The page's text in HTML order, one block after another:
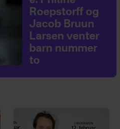
Roepstorff og
Jacob Bruun
Larsen venter
barn nummer
to